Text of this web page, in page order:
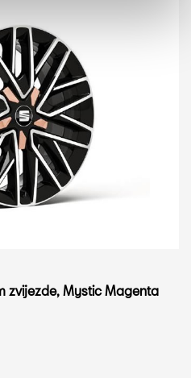
zvijezde, Mystic Magenta